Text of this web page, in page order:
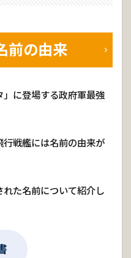
前の由来
に登場する政府軍最強
行戦艦には名前の由来が
れた名前について紹介し